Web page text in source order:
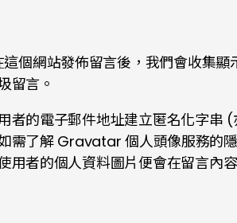
個網站發佈留言後，我們會收集
留言。
者的電子郵件地址建立匿名化字串
需了解 Gravatar 個人頭像服務的
用者的個人資料圖片便會在留言內